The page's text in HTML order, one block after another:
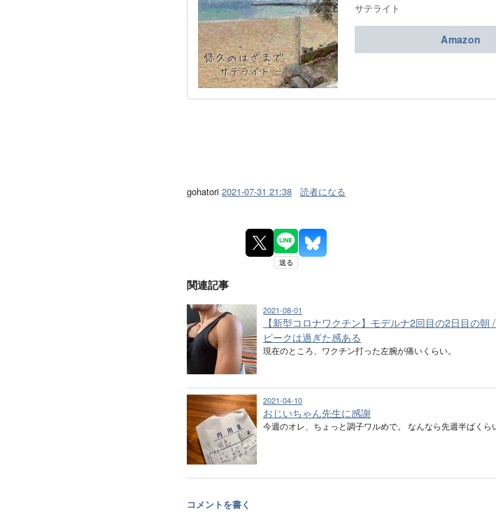
サテライト
Amazon
gohatori 2021-07-31 21:38 読者になる
関連記事
2021-08-01
【新型コロナワクチン】モデルナ2回目の2日目の朝
ピークは過ぎた感ある
現在のところ、ワクチン打った左腕が痛いくらい。
2021-04-10
おじいちゃん先生に感謝
今週のオレ、ちょっと調子ワルめで。 なんなら先週半ばく
コメントを書く